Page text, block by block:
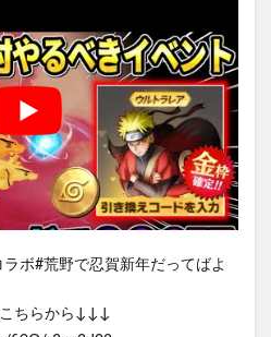
ボ#荒野で忍賀新年だってばよ
こちらから↓↓↓